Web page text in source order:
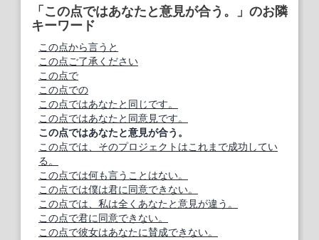
「この点ではあなたと意見が合う。」のお隣
キーワード
この点から言うと
この点ご了承ください
この点で
この点での
この点ではあなたと同じです。
この点ではあなたと同意見です。
この点ではあなたと意見が合う。
この点では、そのプロジェクトはこれまで成功してい
る。
この点では何も言うことはない。
この点では僕は君に同意できない。
この点では、私は全くあなたと意見が違う。
この点で君に同意できない。
この点で彼女はあなたに賛成できない。